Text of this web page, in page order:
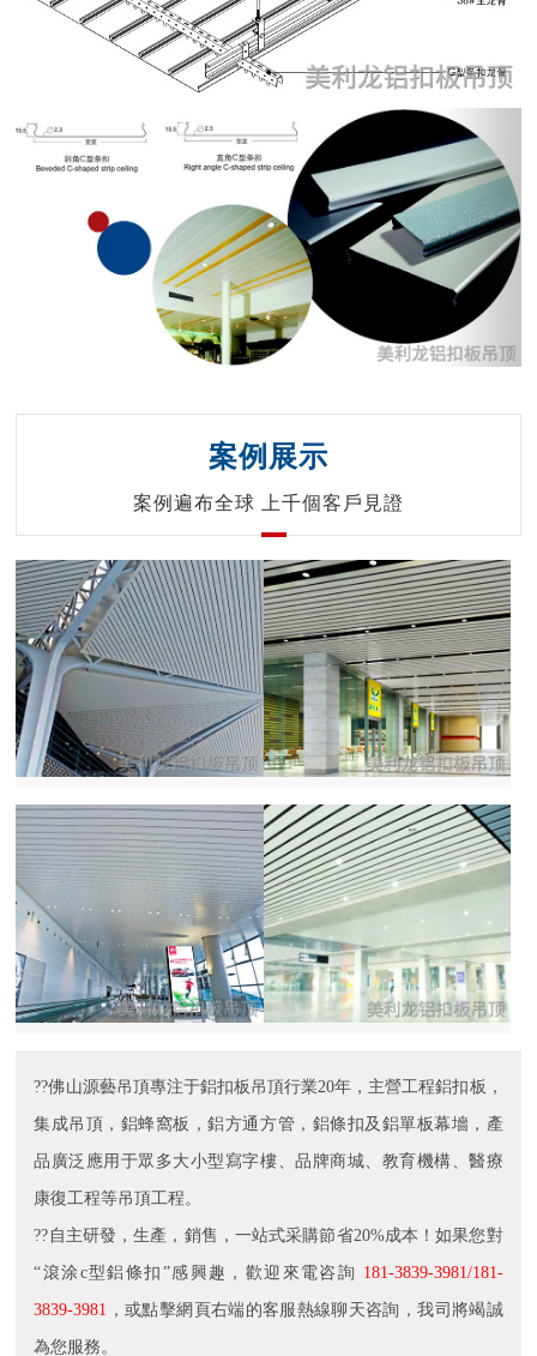
案例展示
案例遍布全球 上千個客戶見證
??佛山源藝吊頂專注于鋁扣板吊頂行業20年，主營工程鋁扣板，
集成吊頂，鋁蜂窩板，鋁方通方管，鋁條扣及鋁單板幕墻，產
品廣泛應用于眾多大小型寫字樓、品牌商城、教育機構、醫療
康復工程等吊頂工程。
??自主研發，生產，銷售，一站式采購節省20%成本！如果您對
“滾涂c型鋁條扣”感興趣，歡迎來電咨詢 181-3839-3981/181-
3839-3981 ，或點擊網頁右端的客服熱線聊天咨詢，我司將竭誠
為您服務。